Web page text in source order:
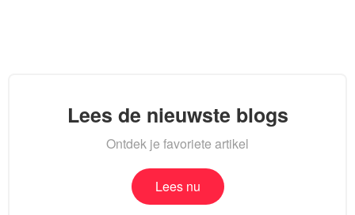
Lees de nieuwste blogs
Ontdek je favoriete artikel
Lees nu